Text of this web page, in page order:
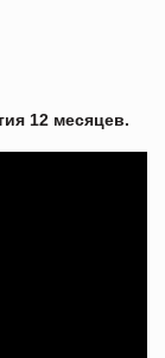
12 месяцев.